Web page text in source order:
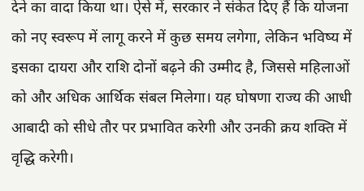
देने का वादा किया था। ऐसे में, सरकार ने संकेत दिए हैं कि योजना
को नए स्वरूप में लागू करने में कुछ समय लगेगा, लेकिन भविष्य में
इसका दायरा और राशि दोनों बढ़ने की उम्मीद है, जिससे महिलाओं
को और अधिक आर्थिक संबल मिलेगा। यह घोषणा राज्य की आधी
आबादी को सीधे तौर पर प्रभावित करेगी और उनकी क्रय शक्ति में
वृद्धि करेगी।